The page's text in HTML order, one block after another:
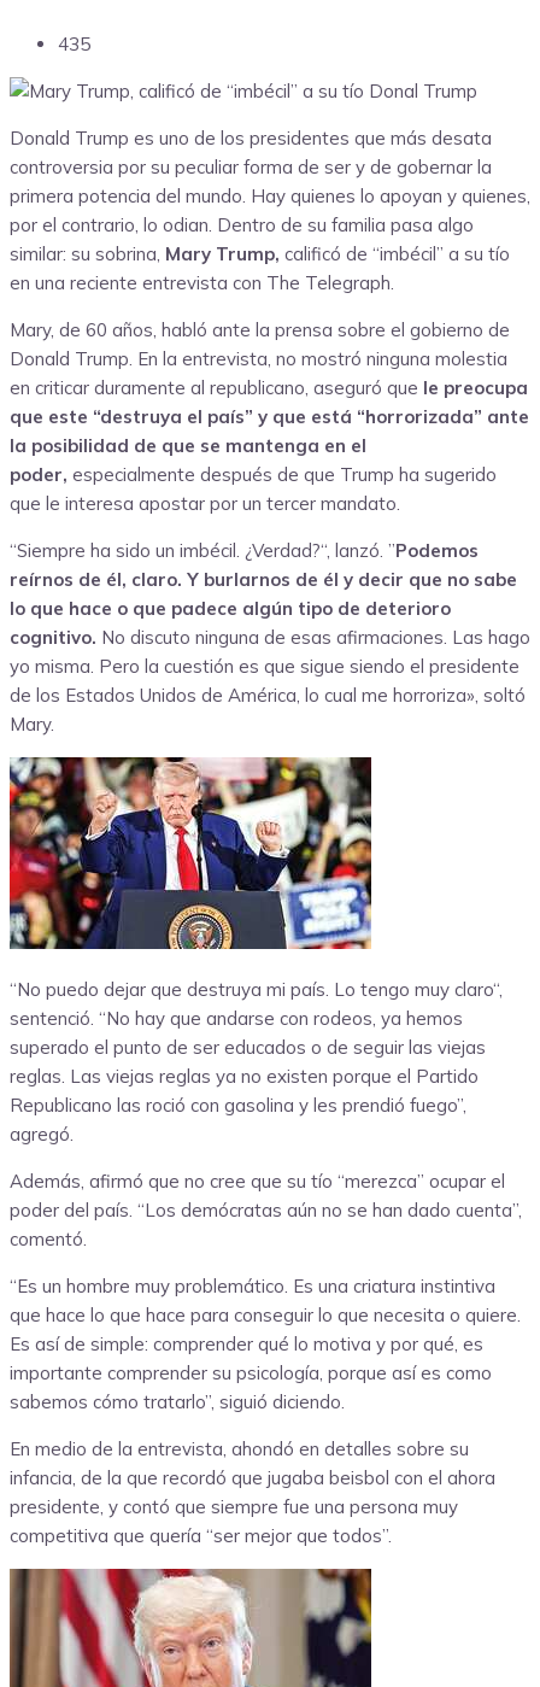
435
Donald Trump es uno de los presidentes que más desata
controversia por su peculiar forma de ser y de gobernar la
primera potencia del mundo. Hay quienes lo apoyan y quienes,
por el contrario, lo odian. Dentro de su familia pasa algo
similar: su sobrina, Mary Trump, calificó de “imbécil” a su tío
en una reciente entrevista con The Telegraph.
Mary, de 60 años, habló ante la prensa sobre el gobierno de
Donald Trump. En la entrevista, no mostró ninguna molestia
en criticar duramente al republicano, aseguró que le preocupa
que este “destruya el país” y que está “horrorizada” ante
la posibilidad de que se mantenga en el
poder, especialmente después de que Trump ha sugerido
que le interesa apostar por un tercer mandato.
“Siempre ha sido un imbécil. ¿Verdad?“, lanzó. ”Podemos
reírnos de él, claro. Y burlarnos de él y decir que no sabe
lo que hace o que padece algún tipo de deterioro
cognitivo. No discuto ninguna de esas afirmaciones. Las hago
yo misma. Pero la cuestión es que sigue siendo el presidente
de los Estados Unidos de América, lo cual me horroriza», soltó
Mary.
“No puedo dejar que destruya mi país. Lo tengo muy claro“,
sentenció. “No hay que andarse con rodeos, ya hemos
superado el punto de ser educados o de seguir las viejas
reglas. Las viejas reglas ya no existen porque el Partido
Republicano las roció con gasolina y les prendió fuego”,
agregó.
Además, afirmó que no cree que su tío “merezca” ocupar el
poder del país. “Los demócratas aún no se han dado cuenta”,
comentó.
“Es un hombre muy problemático. Es una criatura instintiva
que hace lo que hace para conseguir lo que necesita o quiere.
Es así de simple: comprender qué lo motiva y por qué, es
importante comprender su psicología, porque así es como
sabemos cómo tratarlo”, siguió diciendo.
En medio de la entrevista, ahondó en detalles sobre su
infancia, de la que recordó que jugaba beisbol con el ahora
presidente, y contó que siempre fue una persona muy
competitiva que quería “ser mejor que todos”.